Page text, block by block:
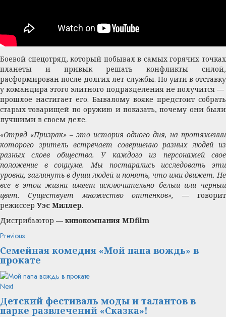
Боевой спецотряд, который побывал в самых горячих точках
планеты и привык решать конфликты силой,
расформирован после долгих лет службы. Но уйти в отставку
у командира этого элитного подразделения не получится —
прошлое настигает его. Бывалому вояке предстоит собрать
старых товарищей по оружию и показать, почему они были
лучшими в своем деле.
«Отряд «Призрак» – это история одного дня, на протяжении
которого зритель встречает совершенно разных людей из
разных слоев общества. У каждого из персонажей свое
положение в социуме. Мы постарались исследовать эти
уровни, заглянуть в души людей и понять, что ими движет. Не
все в этой жизни имеет исключительно белый или черный
цвет. Существует множество оттенков», —говорит
режиссер Уэс Миллер.
Дистрибьютор —кинокомпания MDfilm
Continue
Reading
PreviousPrevious
post:
Семейная комедия «Мой папа вождь» в
прокате
NextNext
Детский фестиваль моды и талантов в
парке развлечений «Сказка»!